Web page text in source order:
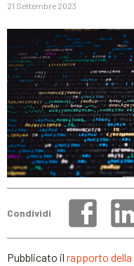
21 Settembre 2023
Condividi
Pubblicato il rapporto della